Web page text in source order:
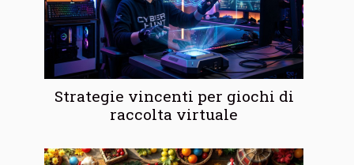
Strategie vincenti per giochi di
raccolta virtuale